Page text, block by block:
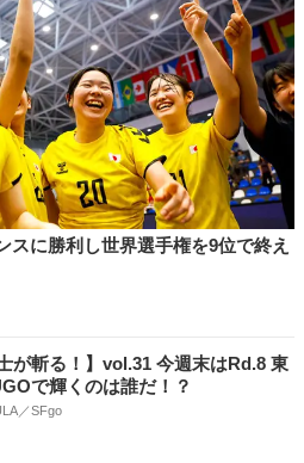
スに勝利し世界選手権を9位で終え
が斬る！】vol.31 今週末はRd.8 東
で輝くのは誰だ！？
／SFgo